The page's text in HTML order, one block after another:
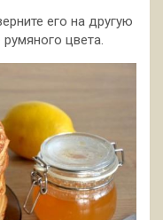
его на другую
цвета.